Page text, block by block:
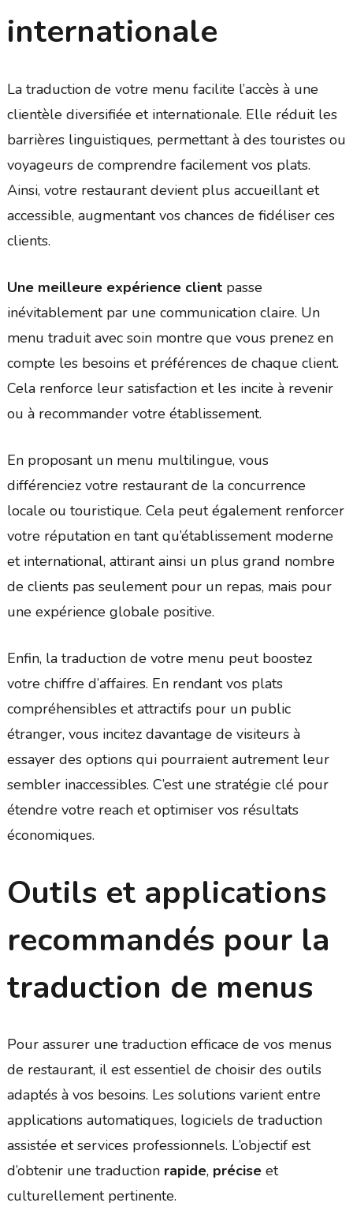
internationale
La traduction de votre menu facilite l’accès à une
clientèle diversifiée et internationale. Elle réduit les
barrières linguistiques, permettant à des touristes ou
voyageurs de comprendre facilement vos plats.
Ainsi, votre restaurant devient plus accueillant et
accessible, augmentant vos chances de fidéliser ces
clients.
Une meilleure expérience clientpasse
inévitablement par une communication claire. Un
menu traduit avec soin montre que vous prenez en
compte les besoins et préférences de chaque client.
Cela renforce leur satisfaction et les incite à revenir
ou à recommander votre établissement.
En proposant un menu multilingue, vous
différenciez votre restaurant de la concurrence
locale ou touristique. Cela peut également renforcer
votre réputation en tant qu’établissement moderne
et international, attirant ainsi un plus grand nombre
de clients pas seulement pour un repas, mais pour
une expérience globale positive.
Enfin, la traduction de votre menu peut boostez
votre chiffre d’affaires. En rendant vos plats
compréhensibles et attractifs pour un public
étranger, vous incitez davantage de visiteurs à
essayer des options qui pourraient autrement leur
sembler inaccessibles. C’est une stratégie clé pour
étendre votre reach et optimiser vos résultats
économiques.
Outils et applications
recommandés pour la
traduction de menus
Pour assurer une traduction efficace de vos menus
de restaurant, il est essentiel de choisir des outils
adaptés à vos besoins. Les solutions varient entre
applications automatiques, logiciels de traduction
assistée et services professionnels. L’objectif est
d’obtenir une traduction rapide, préciseet
culturellement pertinente.